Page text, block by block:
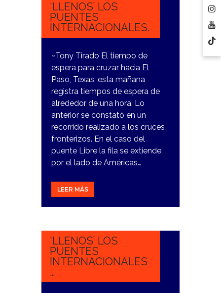
‘LLENOS’ LOS
PUENTES
INTERNACIONALES.
~Tony Tirado El tiempo de
espera para cruzar hacia El
Paso, Texas, esta mañana
registra tiempos de espera de
alrededor de una hora. Lo
anterior se constató en un
recorrido realizado a los cruces
fronterizos. En el caso del
puente Libre la fila se extiende
por el lado de Américas…
LEER MÁS
7
‘LLENOS’ LOS
PUENTES
INTERNACIONALES
…